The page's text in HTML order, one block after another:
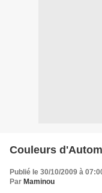
Couleurs
Publié le 30/10/2009 à
Par Maminou